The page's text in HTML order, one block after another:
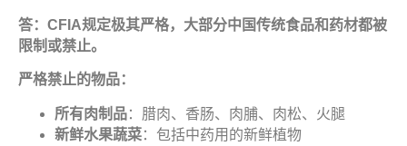
答： CFIA规定极其严格，大部分中国传统食品和药材都被
限制或禁止。
严格禁止的物品：
所有肉制品：腊肉、香肠、肉脯、肉松、火腿
新鲜水果蔬菜：包括中药用的新鲜植物